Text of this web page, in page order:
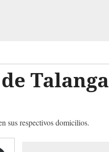
Talanga
sus respectivos domicilios.